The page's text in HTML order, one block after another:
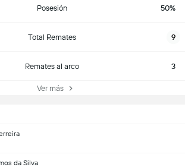
Posesión 50%
Total Remates 9
Remates al arco 3
Ver más
da Silva